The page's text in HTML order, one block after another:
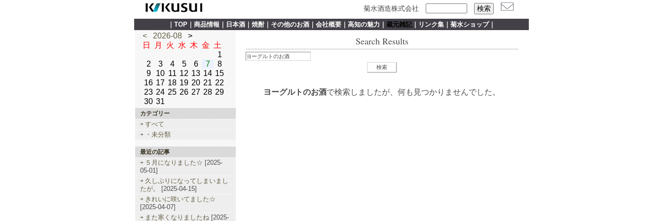
菊水酒造株式会社
TOP 商品情報 日本酒 焼酎｜ その他のお酒 会社概要 高知の魅力 蔵元雑記 リンク集 菊水ショップ｜
Search Results
ヨーグルトのお酒で検索しましたが、何も見つかりませんでした。
< 2026-08 >
日
月 火 水 木 金 土
1
2
3 4 5 6 7
8
9
10 11 12 13 14 15
16 17 18 19 20 21 22
23 24 25 26 27 28 29
30 31
カテゴリー
すべて
・未分類
最近の記事
５月になりました☆ [2025-
05-01]
久しぶりになってしまいまし
たが。
[2025-04-15]
きれいに咲いてました☆
[2025-04-07]
また寒くなりましたね [2025-